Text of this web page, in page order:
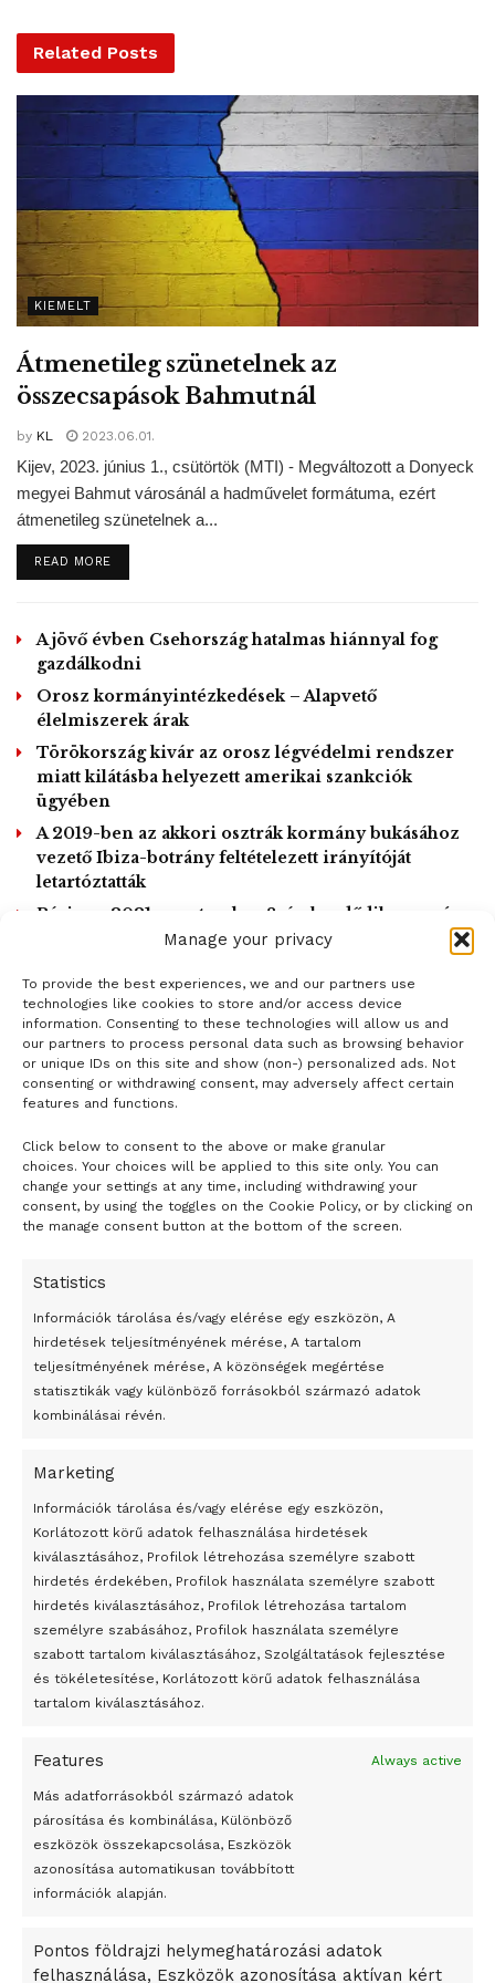
Manage your privacy
To provide the best experiences, we and our partners use
technologies like cookies to store and/or access device
information. Consenting to these technologies will allow us and
our partners to process personal data such as browsing behavior
or unique IDs on this site and show (non-) personalized ads. Not
consenting or withdrawing consent, may adversely affect certain
features and functions.
Click below to consent to the above or make granular
choices. Your choices will be applied to this site only. You can
change your settings at any time, including withdrawing your
consent, by using the toggles on the Cookie Policy, or by clicking on
the manage consent button at the bottom of the screen.
Statistics
Információk tárolása és/vagy elérése egy eszközön, A
hirdetések teljesítményének mérése, A tartalom
teljesítményének mérése, A közönségek megértése
statisztikák vagy különböző forrásokból származó adatok
kombinálásai révén.
Marketing
Információk tárolása és/vagy elérése egy eszközön,
Korlátozott körű adatok felhasználása hirdetések
kiválasztásához, Profilok létrehozása személyre szabott
hirdetés érdekében, Profilok használata személyre szabott
hirdetés kiválasztásához, Profilok létrehozása tartalom
személyre szabásához, Profilok használata személyre
szabott tartalom kiválasztásához, Szolgáltatások fejlesztése
és tökéletesítése, Korlátozott körű adatok felhasználása
tartalom kiválasztásához.
Features Always active
Más adatforrásokból származó adatok
párosítása és kombinálása, Különböző
eszközök összekapcsolása, Eszközök
azonosítása automatikusan továbbított
információk alapján.
Pontos földrajzi helymeghatározási adatok
felhasználása, Eszközök azonosítása aktívan kért
A lengyel államvezetés 96 tagját szállította a TU-154 repülőgép, senki nem
élte túl a légibalesetet
A lengyel kormány a tragédia óta többször is – legutoljára
eddig elzárkózott a kérelem teljesítése elől, mivel az
ügyben a mai napig folyik az orosz ügyészségi eljárás.
Azonban Moszkva tavaly két alkalommal is lehetővé tette,
a lengyel ügyészség képviselői is megvizsgálják.
A roncs Lengyelországba szállítását az Európai Parlament
2015-ben, valamint az Európa Tanács (ET) 2018-ban
elfogadott állásfoglalása is sürgette.
A légikatasztrófa pontos oka máig tisztázatlan. A 2011-ben
közzétett jelentésekben az orosz és a lengyel
nyomozóhatóságok eltérő részeredményekre jutottak, bár
létrehozott vizsgálóbizottság új, máig le nem zárt
miniszterelnök vezette kormány idején működő lengyel
vizsgálóbizottságot azzal gyanúsították meg, hogy
bizonyítékokat hamisított. A négy éve felállított testület arra
jutott, hogy a gépen – ismeretlen eredetű – robbanás
történt.
Orosz idő szerint körülbelül 10.45-kor történt a légitragédia 2010. április
és szűk körűek voltak. A lengyel politikai vezetők egyedül
koszorúzták az áldozatoknak emelt emlékműveket az
évfordulón.
Varsó múlt héten úgy döntött: későbbre halasztják a
Related Posts
KIEMELT
Átmenetileg szünetelnek az
összecsapások Bahmutnál
by KL 2023.06.01.
Kijev, 2023. június 1., csütörtök (MTI) - Megváltozott a Donyeck
megyei Bahmut városánál a hadművelet formátuma, ezért
átmenetileg szünetelnek a...
READ MOREDETAILS
A jövő évben Csehország hatalmas hiánnyal fog
gazdálkodni
Orosz kormányintézkedések – Alapvető
élelmiszerek árak
Törökország kivár az orosz légvédelmi rendszer
miatt kilátásba helyezett amerikai szankciók
ügyében
A 2019-ben az akkori osztrák kormány bukásához
vezető Ibiza-botrány feltételezett irányítóját
letartóztatták
Párizs – 2021. szeptember 8-án kezdődik a per és
2022 március végéig tart
LOAD MORE
- H I R D E T É S -
Átmenetileg szünetelnek az összecsapások Bahmutnál
Egy vagyonért adták el Banksy művét miután elégették.
Az 1950-ben elhunyt alkotók művei szabadon
felhasználhatóvá válnak
Peking – A visegrádi országok zsidó kulturális örökségét
bemutató fotókiállítás nyílt
Megveszi az osztrák Wienerberger az amerikai Meridian
Bricket
A Startup Campus egyetemi programjainak legjobbjai az
A Ringo Starr új albummal jelentkezik